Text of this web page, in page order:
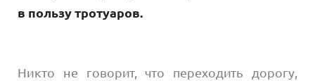
в пользу тротуаров.
Никто не говорит, что переходить дорогу,